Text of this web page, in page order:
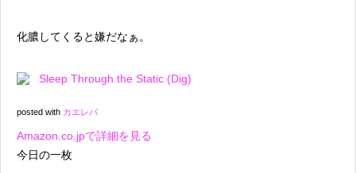
化膿してくると嫌だなぁ。
Sleep Through the Static (Dig)
posted with カエレバ
Amazon.co.jpで詳細を見る
今日の一枚